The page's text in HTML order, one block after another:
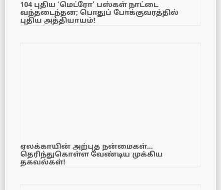
104 புதிய ‘மெட்ரோ’ பஸ்கள் நாட்டை
வந்தடைந்தன; பொதுப் போக்குவரத்தில்
புதிய அத்தியாயம்!
ஏலக்காயின் அற்புத நன்மைகள்…
தெரிந்துகொள்ள வேண்டிய முக்கிய
தகவல்கள்!